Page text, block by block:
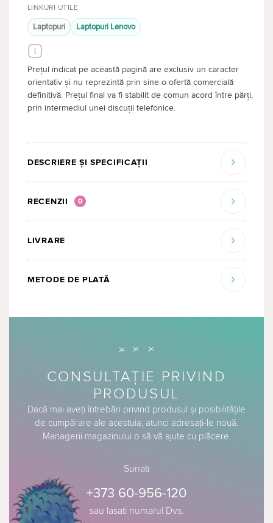
LINKURI UTILE
Laptopuri Laptopuri Lenovo
Prețul indicat pe această pagină are exclusiv un caracter
orientativ și nu reprezintă prin sine o ofertă comercială
definitivă. Prețul final va fi stabilit de comun acord între părți,
prin intermediul unei discuții telefonice.
DESCRIERE ȘI SPECIFICAȚII
RECENZII 0
LIVRARE
METODE DE PLATĂ
CONSULTAȚIE PRIVIND
PRODUSUL
Dacă mai aveți întrebări privind produsul și posibilitățile
de cumpărare ale acestuia, atunci adresați-le nouă.
Managerii magazinului o să vă ajute cu plăcere.
Sunati
sau lasati numarul Dvs.
+373 60-956-120